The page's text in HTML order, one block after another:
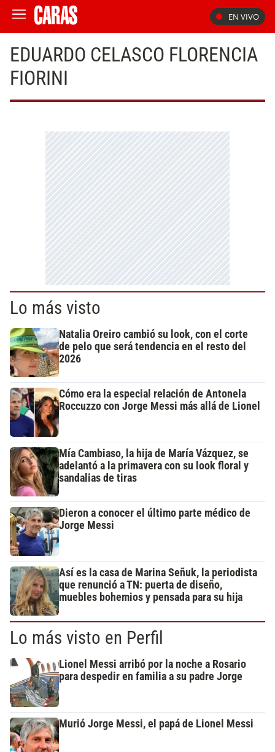
EN VIVO
EDUARDO CELASCO FLORENCIA
FIORINI
Lo más visto
Natalia Oreiro cambió su look, con el corte
de pelo que será tendencia en el resto del
2026
Cómo era la especial relación de Antonela
Roccuzzo con Jorge Messi más allá de Lionel
Mía Cambiaso, la hija de María Vázquez, se
adelantó a la primavera con su look floral y
sandalias de tiras
Dieron a conocer el último parte médico de
Jorge Messi
Así es la casa de Marina Señuk, la periodista
que renunció a TN: puerta de diseño,
muebles bohemios y pensada para su hija
Lo más visto en Perfil
Lionel Messi arribó por la noche a Rosario
para despedir en familia a su padre Jorge
Murió Jorge Messi, el papá de Lionel Messi